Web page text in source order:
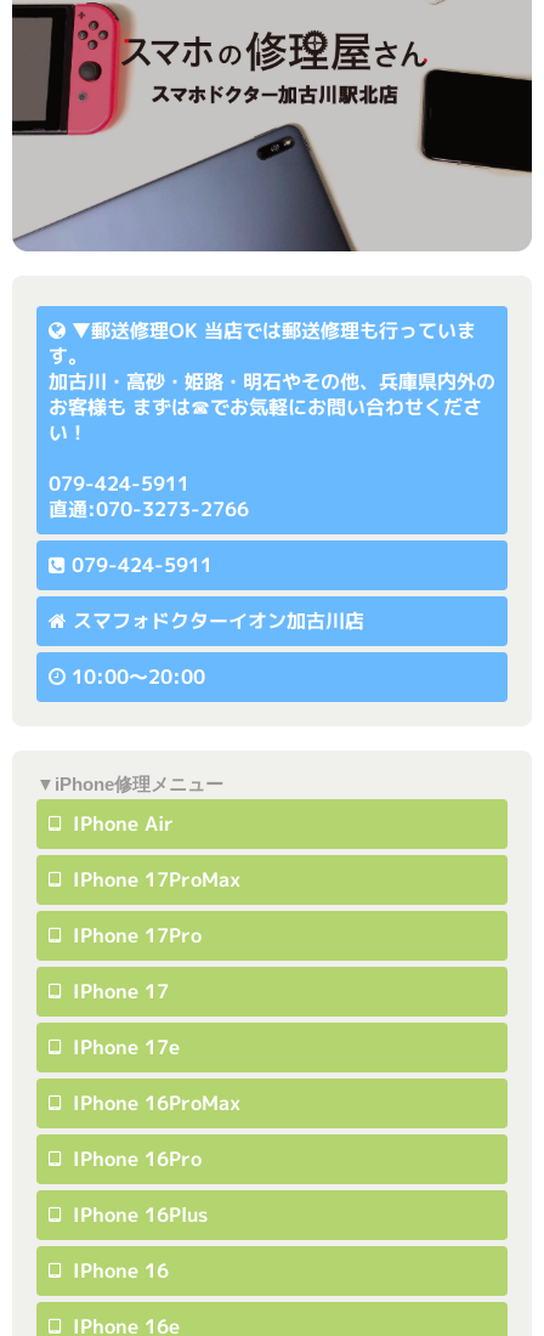
▼郵送修理OK 当店では郵送修理も行っていま
す。
加古川・高砂・姫路・明石やその他、兵庫県内外の
お客様も まずは☎でお気軽にお問い合わせくださ
い！
079-424-5911
直通:070-3273-2766
079-424-5911
スマフォドクターイオン加古川店
10:00〜20:00
▼iPhone修理メニュー
IPhone Air
IPhone 17ProMax
IPhone 17Pro
IPhone 17
IPhone 17e
IPhone 16ProMax
IPhone 16Pro
IPhone 16Plus
IPhone 16
IPhone 16e